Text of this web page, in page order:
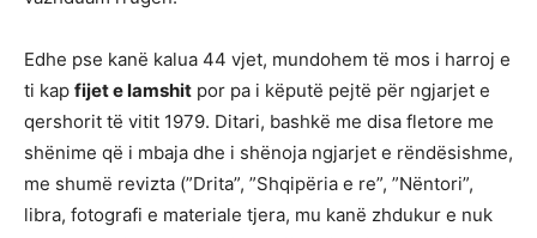
Edhe pse kanë kalua 44 vjet, mundohem të mos i harroj e
ti kap fijet e lamshit por pa i këputë pejtë për ngjarjet e
qershorit të vitit 1979. Ditari, bashkë me disa fletore me
shënime që i mbaja dhe i shënoja ngjarjet e rëndësishme,
me shumë revizta (”Drita”, ”Shqipëria e re”, ”Nëntori”,
libra, fotografi e materiale tjera, mu kanë zhdukur e nuk